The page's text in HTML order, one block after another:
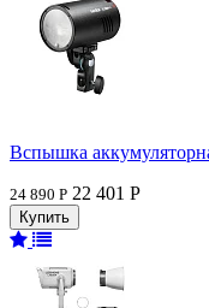
Вспышка
24 890 Р 22 401 Р